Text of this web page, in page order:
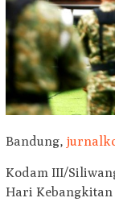
Bandung,
Kodam III/
Hari